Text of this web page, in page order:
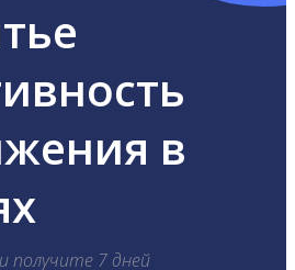
в
получите 7 дней